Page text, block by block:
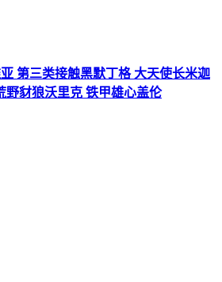
第三类接触黑默丁格 大天使长米迦
野豺狼沃里克 铁甲雄心盖伦